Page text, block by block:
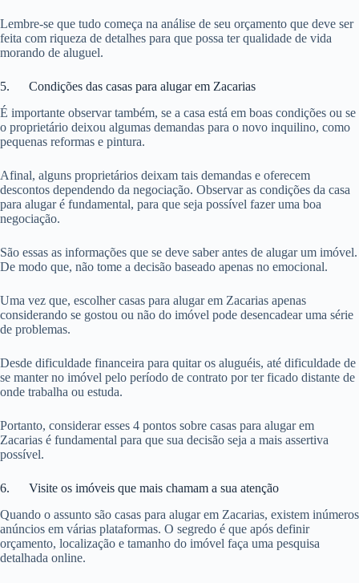
Lembre-se que tudo começa na análise de seu orçamento que deve ser
feita com riqueza de detalhes para que possa ter qualidade de vida
morando de aluguel.
5. Condições das casas para alugar em Zacarias
É importante observar também, se a casa está em boas condições ou se
o proprietário deixou algumas demandas para o novo inquilino, como
pequenas reformas e pintura.
Afinal, alguns proprietários deixam tais demandas e oferecem
descontos dependendo da negociação. Observar as condições da casa
para alugar é fundamental, para que seja possível fazer uma boa
negociação.
São essas as informações que se deve saber antes de alugar um imóvel.
De modo que, não tome a decisão baseado apenas no emocional.
Uma vez que, escolher casas para alugar em Zacarias apenas
considerando se gostou ou não do imóvel pode desencadear uma série
de problemas.
Desde dificuldade financeira para quitar os aluguéis, até dificuldade de
se manter no imóvel pelo período de contrato por ter ficado distante de
onde trabalha ou estuda.
Portanto, considerar esses 4 pontos sobre casas para alugar em
Zacarias é fundamental para que sua decisão seja a mais assertiva
possível.
6. Visite os imóveis que mais chamam a sua atenção
Quando o assunto são casas para alugar em Zacarias, existem inúmeros
anúncios em várias plataformas. O segredo é que após definir
orçamento, localização e tamanho do imóvel faça uma pesquisa
detalhada online.